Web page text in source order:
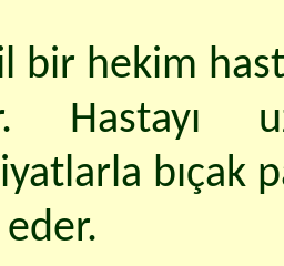
bir hekim
Hastayı
bıçak